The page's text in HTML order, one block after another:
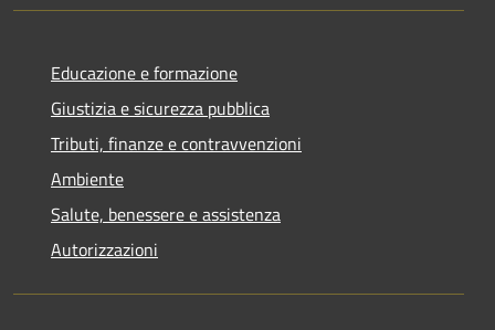
Educazione e formazione
Giustizia e sicurezza pubblica
Tributi, finanze e contravvenzioni
Ambiente
Salute, benessere e assistenza
Autorizzazioni